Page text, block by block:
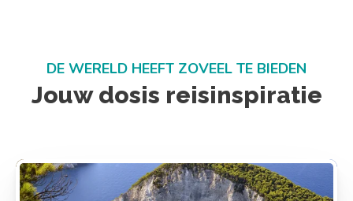
Jouw dosis reisinspiratie
DE WERELD HEEFT ZOVEEL TE BIEDEN